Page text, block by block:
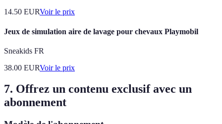
14.50 EURVoir le prix
Jeux de simulation aire de lavage pour chevaux Playmobil
Sneakids FR
38.00 EURVoir le prix
7. Offrez un contenu exclusif avec un
abonnement